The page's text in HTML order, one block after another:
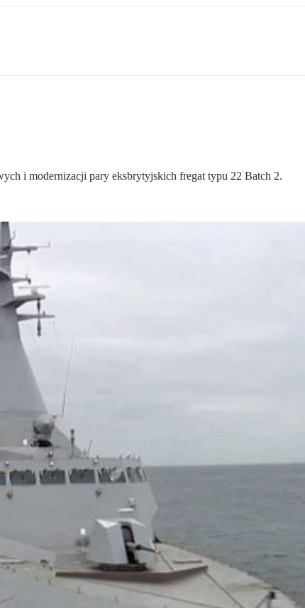
i modernizacji pary eksbrytyjskich fregat typu 22 Batch 2.